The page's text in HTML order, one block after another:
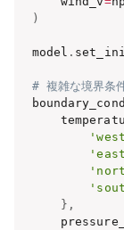
)
model .
# 複雑な境界条
} ,